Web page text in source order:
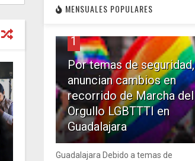
MENSUALES POPULARES
1
Por temas de seguridad,
anuncian cambios en
recorrido de Marcha del
Orgullo LGBTTTI en
Guadalajara
Guadalajara Debido a temas de